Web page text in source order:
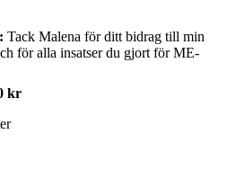
Tack Malena för ditt bidrag till min
för alla insatser du gjort för ME-
kr